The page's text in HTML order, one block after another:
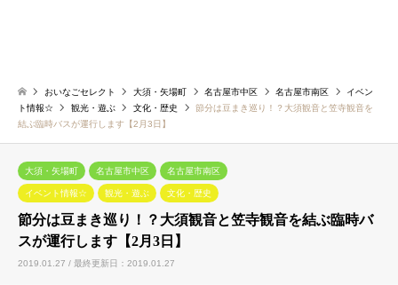
おいなごセレクト 大須・矢場町 名古屋市中区 名古屋市南区
イベン
ト情報☆
観光・遊ぶ 文化・歴史
節分は豆まき巡り！？大須観音と笠寺観音を
結ぶ臨時バスが運行します【2月3日】
大須・矢場町 名古屋市中区 名古屋市南区
イベント情報☆ 観光・遊ぶ 文化・歴史
節分は豆まき巡り！？大須観音と笠寺観音を結ぶ臨時バ
スが運行します【2月3日】
2019.01.27 / 最終更新日：2019.01.27